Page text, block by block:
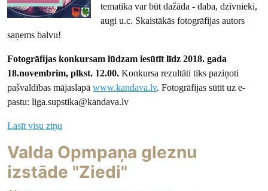
tematika var būt dažāda - daba, dzīvnieki,
augi u.c. Skaistākās fotogrāfijas autors
saņems balvu!
Fotogrāfijas konkursam lūdzam iesūtīt līdz 2018. gada
18.novembrim, plkst. 12.00. Konkursa rezultāti tiks paziņoti
pašvaldības mājaslapāwww.kandava.lv. Fotogrāfijas sūtīt uz e-
pastu: liga.supstika@kandava.lv
Lasīt visu ziņu
Valda Opmpaņa gleznu
izstāde "Ziedi"